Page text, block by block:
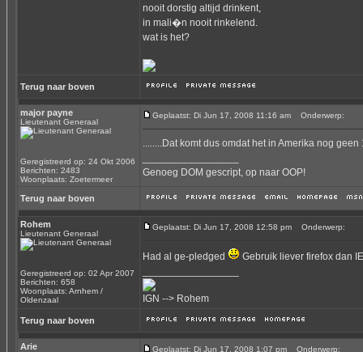
nooit dorstig altijd drinkent,
in mali�n nooit rinkelend.
wat is het?
Terug naar boven
major payne
Lieutenant Generaal
Geregistreerd op: 24 Okt 2006
Berichten: 2483
Woonplaats: Zoetermeer
Geplaatst: Di Jun 17, 2008 11:16 am Onderwerp:
........Dat komt dus omdat het in Amerika nog
Genoeg DOM gescript, op naar OOP!
Terug naar boven
Rohem
Lieutenant Generaal
Geregistreerd op: 02 Apr 2007
Berichten: 658
Woonplaats: Arnhem /
Oldenzaal
Geplaatst: Di Jun 17, 2008 12:58 pm Onderwerp:
Had al ge-pledged
Gebruik liever firefox dan
IGN --> Rohem
Terug naar boven
Arie Geplaatst: Di Jun 17, 2008 1:07 pm Onderwerp: